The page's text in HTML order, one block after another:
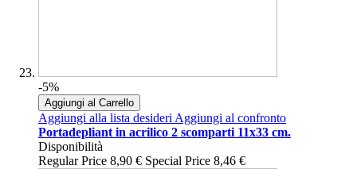
-5%
Aggiungi al Carrello
Aggiungi alla lista desideriAggiungi al confronto
Portadepliant in acrilico 2 scomparti 11x33 cm.
Disponibilità
Regular Price 8,90 € Special Price 8,46 €